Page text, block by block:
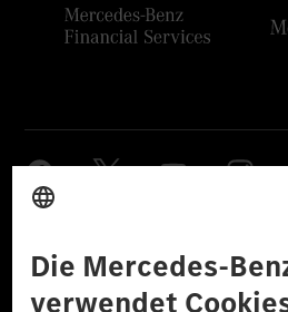
Datenschutz Lizenzhinweise Dritter